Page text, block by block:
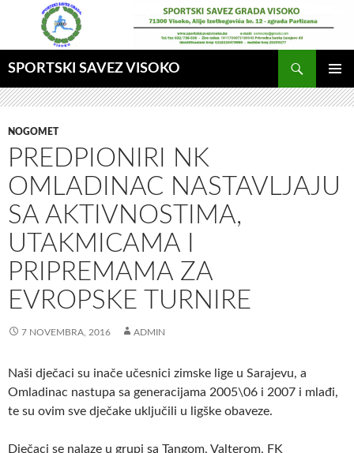
SPORTSKI SAVEZ VISOKO
GLAVNI
MENI
NOGOMET
PREDPIONIRI NK
OMLADINAC NASTAVLJAJU
SA AKTIVNOSTIMA,
UTAKMICAMA I
PRIPREMAMA ZA
EVROPSKE TURNIRE
7 NOVEMBRA, 2016 ADMIN
Naši dječaci su inače učesnici zimske lige u Sarajevu, a
Omladinac nastupa sa generacijama 2005\06 i 2007 i mlađi,
te su ovim sve dječake uključili u ligške obaveze.
Dječaci se nalaze u grupi sa Tangom, Valterom, FK